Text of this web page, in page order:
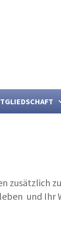
zusätzlich
und Ihr